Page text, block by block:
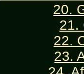
20.
21.
22.
23.